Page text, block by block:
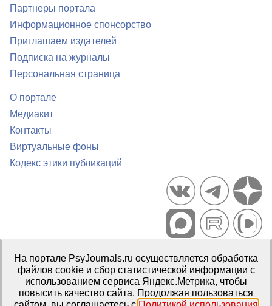
Партнеры портала
Информационное спонсорство
Приглашаем издателей
Подписка на журналы
Персональная страница
О портале
Медиакит
Контакты
Виртуальные фоны
Кодекс этики публикаций
Портал психологических изданий PsyJournals.ru, 2007–2026
Правила использования материалов
Свидетельство регистрации СМИЭл № ФС77-66447 от 14 июля
2016 г.
На портале PsyJournals.ru осуществляется обработка
файлов cookie и сбор статистической информации с
использованием сервиса Яндекс.Метрика, чтобы
повысить качество сайта. Продолжая пользоваться